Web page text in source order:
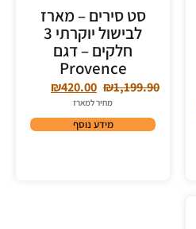
סט סירים – מארז
לבישול יוקרתי 3
חלקים – דגם
Provence
₪1,199.90
₪420.00
מחיר למארז
מידע נוסף